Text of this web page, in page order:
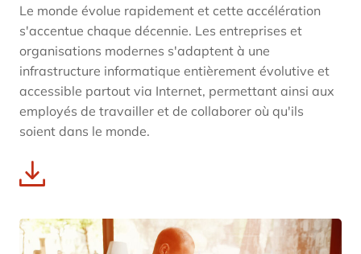
Le monde évolue rapidement et cette accélération
s'accentue chaque décennie. Les entreprises et
organisations modernes s'adaptent à une
infrastructure informatique entièrement évolutive et
accessible partout via Internet, permettant ainsi aux
employés de travailler et de collaborer où qu'ils
soient dans le monde.